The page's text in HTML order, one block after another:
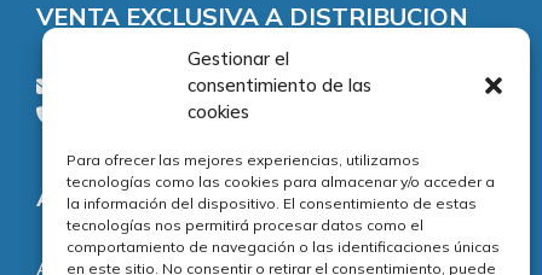
Gestionar el
consentimiento de las
cookies
Para ofrecer las mejores experiencias, utilizamos
tecnologías como las cookies para almacenar y/o acceder a
la información del dispositivo. El consentimiento de estas
tecnologías nos permitirá procesar datos como el
comportamiento de navegación o las identificaciones únicas
en este sitio. No consentir o retirar el consentimiento, puede
VENTA EXCLUSIVA A DISTRIBUCION
consultas@piezasypartes.es
Tel.: 91 811 73 02
Adecuación normativa
Aviso legal